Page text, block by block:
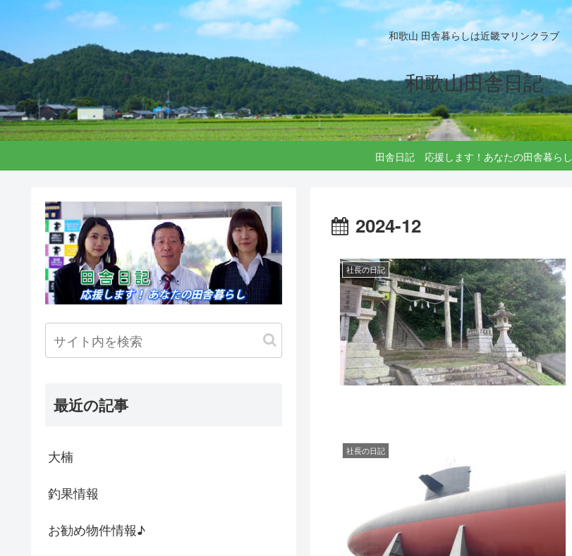
和歌山 田舎暮らしは近畿マリンクラブ
和歌山田舎日記
田舎日記 応援します！あなたの田舎暮らし
2024-12
社長の日記
社長の日記
最近の記事
大楠
釣果情報
お勧め物件情報♪